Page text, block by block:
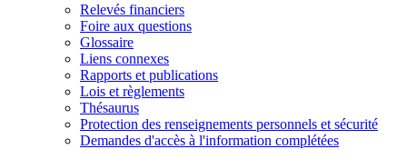
Relevés financiers
Foire aux questions
Glossaire
Liens connexes
Rapports et publications
Lois et règlements
Thésaurus
Protection des renseignements personnels et sécurité
Demandes d'accès à l'information complétées